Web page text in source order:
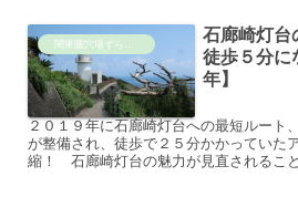
石廊崎灯台
徒歩５分に
年】
２０１９年に石廊崎灯台への最短ルート
が整備され、徒歩で２５分かかっていた
縮！ 石廊崎灯台の魅力が見直されるこ